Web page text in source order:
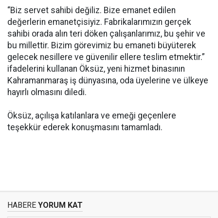
“Biz servet sahibi değiliz. Bize emanet edilen
değerlerin emanetçisiyiz. Fabrikalarımızın gerçek
sahibi orada alın teri döken çalışanlarımız, bu şehir ve
bu millettir. Bizim görevimiz bu emaneti büyüterek
gelecek nesillere ve güvenilir ellere teslim etmektir.”
ifadelerini kullanan Öksüz, yeni hizmet binasının
Kahramanmaraş iş dünyasına, oda üyelerine ve ülkeye
hayırlı olmasını diledi.
Öksüz, açılışa katılanlara ve emeği geçenlere
teşekkür ederek konuşmasını tamamladı.
HABERE YORUM KAT